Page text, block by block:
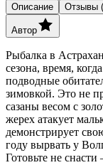
Описание Отзывы
Автор
Рыбалка в
сезона, время,
подводные
зимовкой. Это не
сазаны весом с
жерех атакует
демонстрирует
году вырвать у
Готовьте не снасти